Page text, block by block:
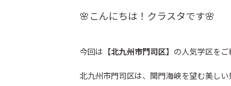
🌸こんにちは！クラスタです🌸
今回は 【北九州市門司区】 の人気学区を
北九州市門司区は、関門海峡を望む美し